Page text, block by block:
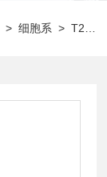
>细胞系 > T25/瓶小鼠皮肤黑色素瘤细胞 B16-F10 CLD2042